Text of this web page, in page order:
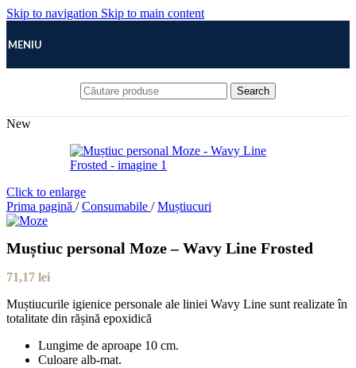
Skip to navigation Skip to main content
MENIU
Search
New
Click to enlarge
Prima pagină / Consumabile / Muștiucuri
Muștiuc personal Moze – Wavy Line Frosted
71,17 lei
Muștiucurile igienice personale ale liniei Wavy Line sunt realizate în
totalitate din rășină epoxidică
Lungime de aproape 10 cm.
Culoare alb-mat.